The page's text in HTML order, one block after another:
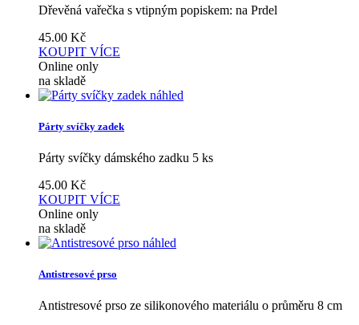
Dřevěná vařečka s vtipným popiskem: na Prdel
45.00 Kč
KOUPIT VÍCE
Online only
na skladě
náhled
Párty svíčky zadek
Párty svíčky dámského zadku 5 ks
45.00 Kč
KOUPIT VÍCE
Online only
na skladě
náhled
Antistresové prso
Antistresové prso ze silikonového materiálu o průměru 8 cm